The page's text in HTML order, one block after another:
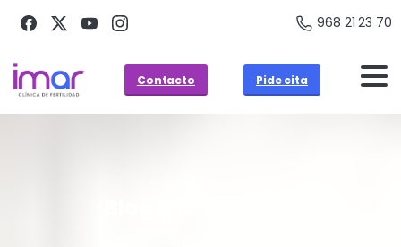
968 21 23 70
Contacto Pide cita